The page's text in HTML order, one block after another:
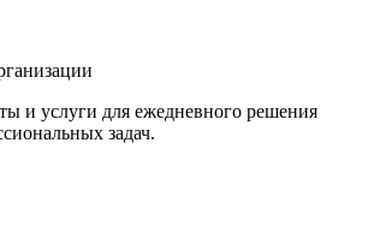
и услуги для ежедневного решения
задач.